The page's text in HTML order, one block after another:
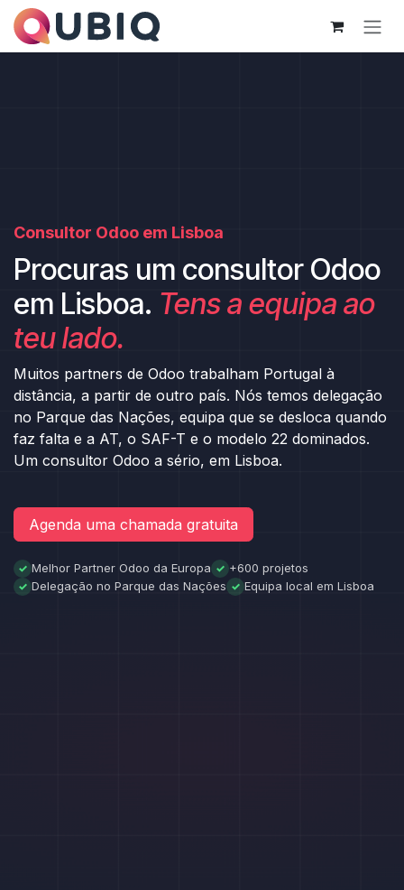
Pular para o conteúdo
Consultor Odoo em Lisboa
Procuras um consultor Odoo
em Lisboa. Tens a equipa ao
teu lado.
Muitos partners de Odoo trabalham Portugal à
distância, a partir de outro país. Nós temos delegação
no Parque das Nações, equipa que se desloca quando
faz falta e a AT, o SAF-T e o modelo 22 dominados.
Um consultor Odoo a sério, em Lisboa.
Agenda uma chamada gratuita
✓ Melhor Partner Odoo da Europa ✓ +600 projetos
✓ Delegação no Parque das Nações ✓ Equipa local em Lisboa